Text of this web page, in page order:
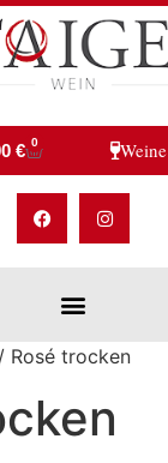
€ 0 Weine
/ Rosé trocken